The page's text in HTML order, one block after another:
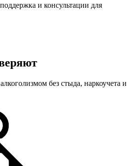
и консультации для
без стыда, наркоучета и